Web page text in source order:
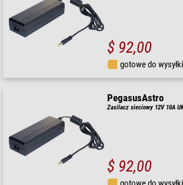
$ 92,00
gotowe do
PegasusAstro
Zasilacz sieciowy 12V 10A
$ 92,00